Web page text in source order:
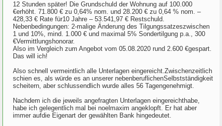
12 Stunden später! Die Grundschuld der Wohnung auf 100.000
€erhöht. 71.800 € zu 0,64% nom. und 28.200 € zu 0,64 % nom. –
428,33 € Rate für10 Jahre – 53.541,97 € Restschuld.
Nebenbedingungen: 2-malige Änderung des Tilgungssatzeszwischen
1 und 10%, mind. 1.000 € und maximal 5% Sondertilgung p.a., 300
€Vermittlungshonorar.
Also im Vergleich zum Angebot vom 05.08.2020 rund 2.600 €gespart.
Das will ich!
Also schnell vermeintlich alle Unterlagen eingereicht.Zwischenzeitlich
schien es, als würde es an unserer nebenberuflichenSelbstständigkeit
scheitern, aber schlussendlich wurde alles 56 Tagengenehmigt.
Nachdem ich die jeweils angefragten Unterlagen eingereichthabe,
habe ich gelegentlich mal bei noelmaxim angeklopft. Er hat aber
immer aufdie Eigenart der gewählten Bank hingedeutet.